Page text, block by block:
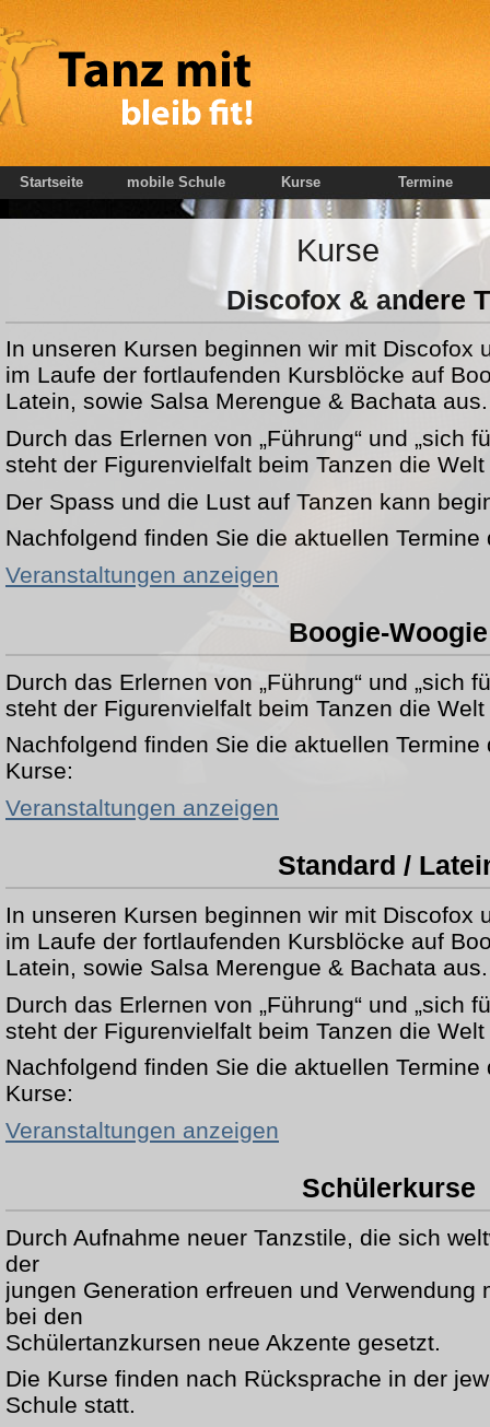
Kurse
Discofox & andere
In unseren Kursen beginnen wir mit Discofox
im Laufe der fortlaufenden Kursblöcke auf
Latein, sowie Salsa Merengue & Bachata aus.
Durch das Erlernen von „Führung“ und „sich
steht der Figurenvielfalt beim Tanzen die
Der Spass und die Lust auf Tanzen kann
Nachfolgend finden Sie die aktuellen
Veranstaltungen anzeigen
Boogie-Woogie
Durch das Erlernen von „Führung“ und „sich
steht der Figurenvielfalt beim Tanzen die
Nachfolgend finden Sie die aktuellen Termine
Kurse:
Veranstaltungen anzeigen
Standard /
In unseren Kursen beginnen wir mit Discofox
im Laufe der fortlaufenden Kursblöcke auf
Latein, sowie Salsa Merengue & Bachata aus.
Durch das Erlernen von „Führung“ und „sich
steht der Figurenvielfalt beim Tanzen die
Nachfolgend finden Sie die aktuellen
Kurse:
Veranstaltungen anzeigen
Schülerkurse
Durch Aufnahme neuer Tanzstile, die sich
der
jungen Generation erfreuen und Verwendung
bei den
Schülertanzkursen neue Akzente gesetzt.
Die Kurse finden nach Rücksprache in der
Schule statt.
Startseite mobile Schule Kurse Termine